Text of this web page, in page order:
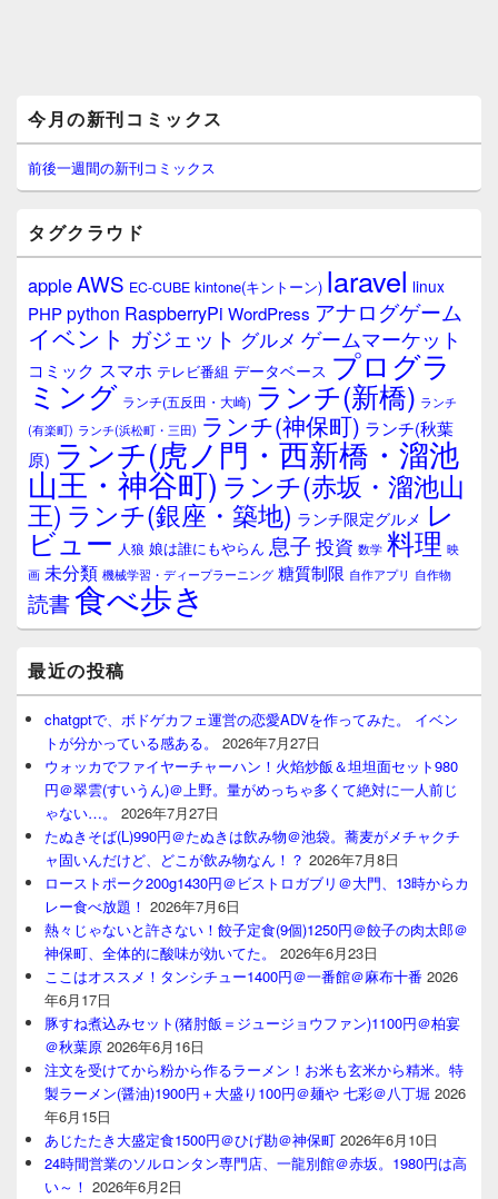
イ
ン
サ
イ
ウ
ィ
ジ
ェ
ア
今月の新刊コミックス
前後一週間の新刊コミックス
タグクラウド
appleAWS EC-CUBE kintone(キントーン) laravel linux
PHPpython RaspberryPi WordPress アナログゲーム
イベント ガジェット グルメ ゲームマーケット
コミック スマホ テレビ番組 データベース プログラ
ミング ランチ(五反田・大崎) ランチ(新橋) ランチ
(有楽町) ランチ(浜松町・三田) ランチ(神保町) ランチ(秋葉
原) ランチ(虎ノ門・西新橋・溜池
山王・神谷町) ランチ(赤坂・溜池山
王) ランチ(銀座・築地) ランチ限定グルメ レ
ビュー 人狼 娘は誰にもやらん 息子 投資 数学 料理 映
画 未分類 機械学習・ディープラーニング 糖質制限 自作アプリ 自作物
読書食べ歩き
最近の投稿
chatgptで、ボドゲカフェ運営の恋愛ADVを作ってみた。 イベン
トが分かっている感ある。
2026年7月27日
ウォッカでファイヤーチャーハン！火焰炒飯＆坦坦面セット980
円＠翠雲(すいうん)＠上野。量がめっちゃ多くて絶対に一人前じ
ゃない…。
2026年7月27日
たぬきそば(L)990円＠たぬきは飲み物＠池袋。蕎麦がメチャクチ
ャ固いんだけど、どこが飲み物なん！？ 2026年7月8日
ローストポーク200g1430円＠ビストロガブリ＠大門、13時からカ
レー食べ放題！ 2026年7月6日
熱々じゃないと許さない！餃子定食(9個)1250円＠餃子の肉太郎＠
神保町、全体的に酸味が効いてた。
2026年6月23日
ここはオススメ！タンシチュー1400円＠一番館＠麻布十番 2026
年6月17日
豚すね煮込みセット(猪肘飯＝ジュージョウファン)1100円＠柏宴
＠秋葉原 2026年6月16日
注文を受けてから粉から作るラーメン！お米も玄米から精米。特
製ラーメン(醤油)1900円＋大盛り100円＠麺や 七彩＠八丁堀 2026
年6月15日
あじたたき大盛定食1500円＠ひげ勘＠神保町 2026年6月10日
24時間営業のソルロンタン専門店、一龍別館＠赤坂。1980円は高
い～！ 2026年6月2日